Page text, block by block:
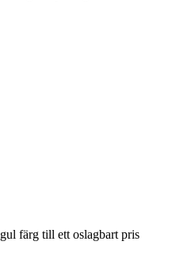
färg till ett oslagbart pris